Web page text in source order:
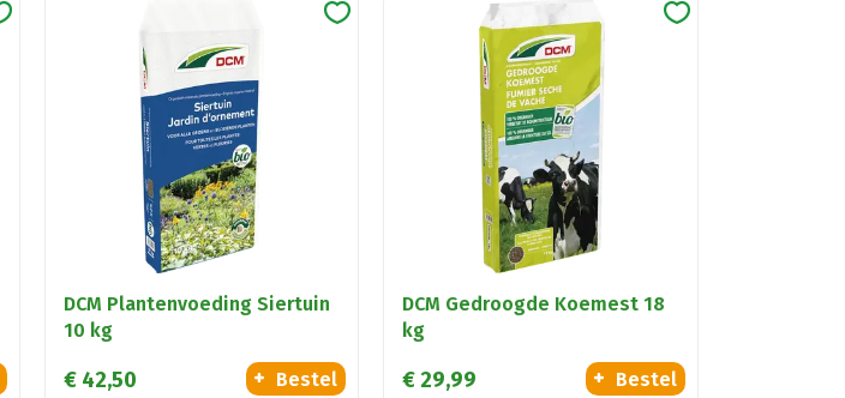
DCM Plantenvoeding Siertuin
10 kg
€ 42,50 Bestel
DCM Gedroogde Koemest 18
kg
€ 29,99 Bestel